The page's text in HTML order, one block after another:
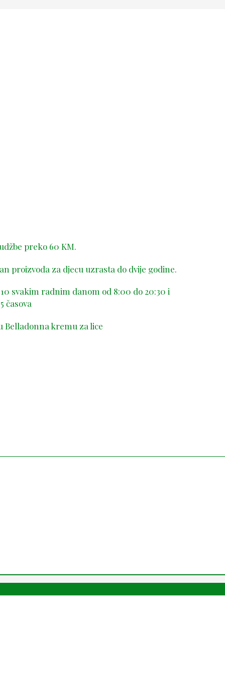
preko 60 KM.
proizvoda za djecu uzrasta do dvije godine.
svakim radnim danom od 8:00 do 20:30 i
časova
Belladonna kremu za lice